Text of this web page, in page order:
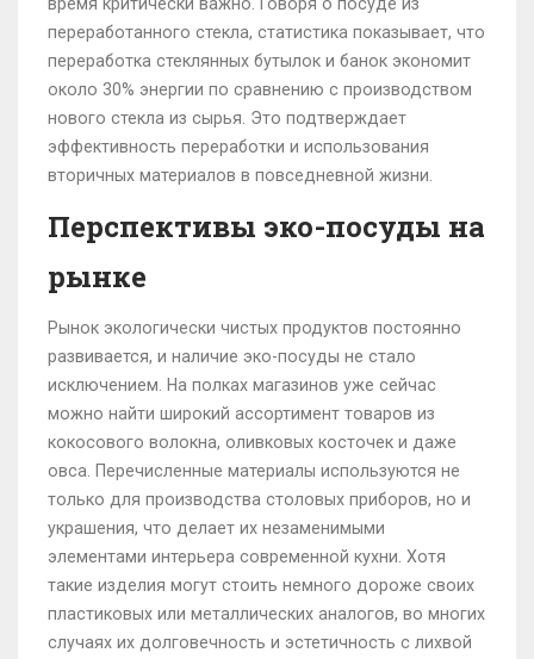
переработанного стекла, статистика показывает, что
переработка стеклянных бутылок и банок экономит
около 30% энергии по сравнению с производством
нового стекла из сырья. Это подтверждает
эффективность переработки и использования
вторичных материалов в повседневной жизни.
Перспективы эко-посуды на
рынке
Рынок экологически чистых продуктов постоянно
развивается, и наличие эко-посуды не стало
исключением. На полках магазинов уже сейчас
можно найти широкий ассортимент товаров из
кокосового волокна, оливковых косточек и даже
овса. Перечисленные материалы используются не
только для производства столовых приборов, но и
украшения, что делает их незаменимыми
элементами интерьера современной кухни. Хотя
такие изделия могут стоить немного дороже своих
пластиковых или металлических аналогов, во многих
случаях их долговечность и эстетичность с лихвой